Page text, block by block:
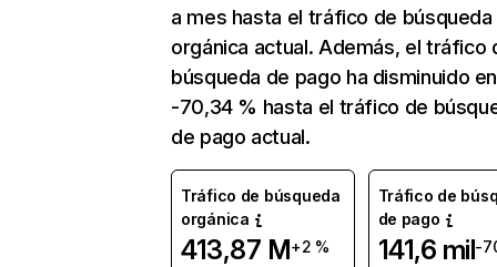
a mes hasta el tráfico de búsqueda
orgánica actual. Además, el tráfico
búsqueda de pago ha disminuido en
-70,34 % hasta el tráfico de
de pago actual.
Tráfico de búsqueda
orgánica
413,87 M+2 %
Tráfico de
de pago
141,6 mil-